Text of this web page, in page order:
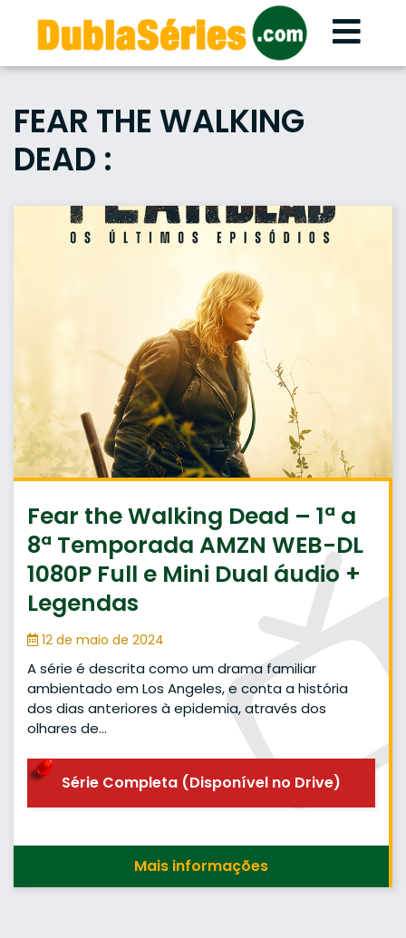
content
FEAR THE WALKING
DEAD :
Fear the Walking Dead – 1ª a
8ª Temporada AMZN WEB-DL
1080P Full e Mini Dual áudio +
Legendas
12 de maio de 2024
A série é descrita como um drama familiar
ambientado em Los Angeles, e conta a história
dos dias anteriores à epidemia, através dos
olhares de…
Série Completa (Disponível no Drive)
Mais informações